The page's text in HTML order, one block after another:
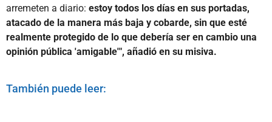
arremeten a diario: estoy todos los días en sus portadas,
atacado de la manera más baja y cobarde, sin que esté
realmente protegido de lo que debería ser en cambio una
opinión pública 'amigable'", añadió en su misiva.
También puede leer: